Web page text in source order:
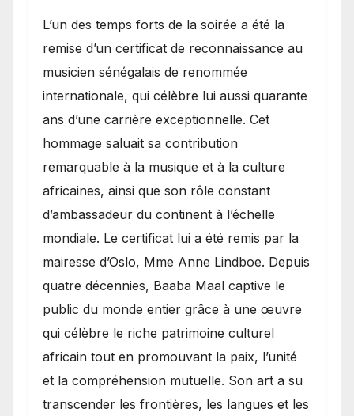
​L’un des temps forts de la soirée a été la
remise d’un certificat de reconnaissance au
musicien sénégalais de renommée
internationale, qui célèbre lui aussi quarante
ans d’une carrière exceptionnelle. Cet
hommage saluait sa contribution
remarquable à la musique et à la culture
africaines, ainsi que son rôle constant
d’ambassadeur du continent à l’échelle
mondiale. Le certificat lui a été remis par la
mairesse d’Oslo, Mme Anne Lindboe. Depuis
quatre décennies, Baaba Maal captive le
public du monde entier grâce à une œuvre
qui célèbre le riche patrimoine culturel
africain tout en promouvant la paix, l’unité
et la compréhension mutuelle. Son art a su
transcender les frontières, les langues et les